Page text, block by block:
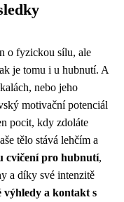
o fyzickou sílu, ale
je tomu i u hubnutí. A
nebo jeho
motivační potenciál
pocit, kdy zdoláte
tělo stává lehčím a
cvičení pro hubnutí,
a díky své intenzitě
výhledy a kontakt s